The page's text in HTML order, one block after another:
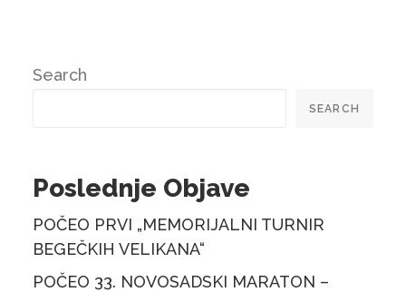
Search
SEARCH
Poslednje Objave
POČEO PRVI „MEMORIJALNI TURNIR
BEGEČKIH VELIKANA“
POČEO 33. NOVOSADSKI MARATON –